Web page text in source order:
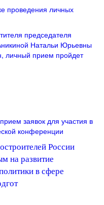
проведения личных
председателя
Натальи Юрьевны
личный прием пройдет
заявок для участия в
конференции
России
на развитие
в сфере